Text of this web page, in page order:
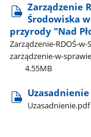
Zarządzenie
Środowiska
przyrody "Nad
Zarządzenie-RDOŚ-
zarządzenie-w-
4.55MB
Uzasadnienie
Uzasadnienie.pdf